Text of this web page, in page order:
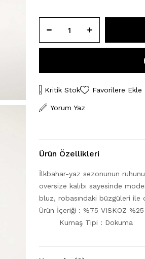
Kritik Stok Favorilere Ekle
Yorum Yaz
Ürün Özellikleri
İlkbahar-yaz sezonunun
oversize kalıbı sayesinde
bluz, robasındaki büzgüleri ile
Ürün İçeriği : %75 VISKOZ
Kumaş Tipi : Dokuma